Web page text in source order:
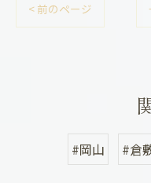
< 前のページ
#岡山 #倉